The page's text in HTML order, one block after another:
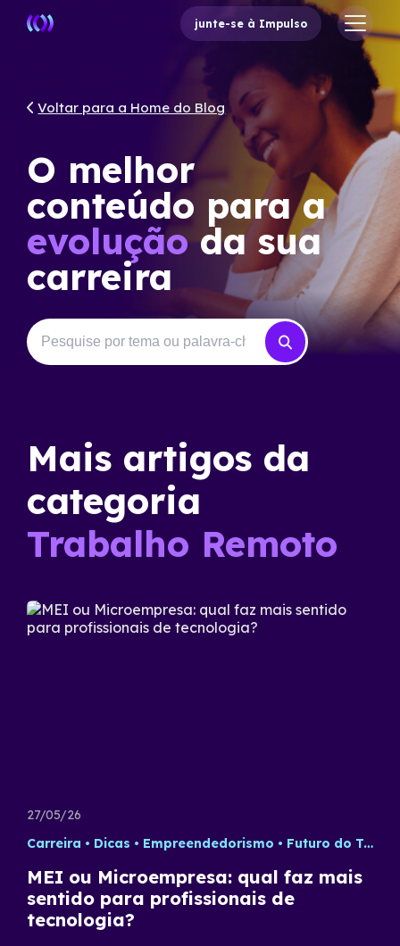
junte-se à Impulso
Voltar para a Home do Blog
O melhor
conteúdo para a
evolução da sua
carreira
Mais artigos da
categoria
Trabalho Remoto
27/05/26
Carreira
Dicas Empreendedorismo Futuro do Trabalho
MEI ou Microempresa: qual faz mais
sentido para profissionais de
tecnologia?